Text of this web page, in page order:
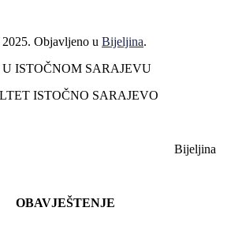
2025. Objavljeno u Bijeljina.
ISTOČNOM SARAJEVU
ISTOČNO SARAJEVO
Bijeljina
OBAVJEŠTENJE